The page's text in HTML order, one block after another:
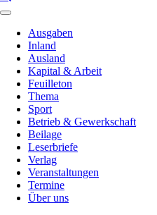
Ausgaben
Inland
Ausland
Kapital & Arbeit
Feuilleton
Thema
Sport
Betrieb & Gewerkschaft
Beilage
Leserbriefe
Verlag
Veranstaltungen
Termine
Über uns